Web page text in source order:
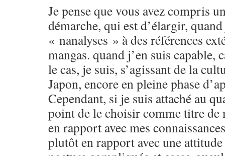
Je pense que vous avez compris
démarche, qui est d’élargir,
« nanalyses » à des références
mangas. quand j’en suis capable,
le cas, je suis, s’agissant de la
Japon, encore en pleine phase
Cependant, si je suis attaché au
point de le choisir comme titre de
en rapport avec mes
plutôt en rapport avec une